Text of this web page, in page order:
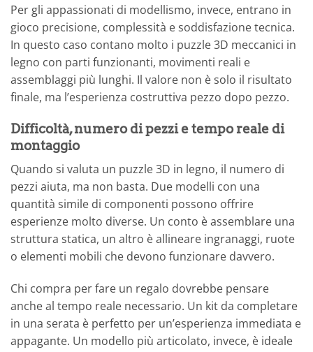
Per gli appassionati di modellismo, invece, entrano in
gioco precisione, complessità e soddisfazione tecnica.
In questo caso contano molto i puzzle 3D meccanici in
legno con parti funzionanti, movimenti reali e
assemblaggi più lunghi. Il valore non è solo il risultato
finale, ma l’esperienza costruttiva pezzo dopo pezzo.
Difficoltà, numero di pezzi e tempo reale di
montaggio
Quando si valuta un puzzle 3D in legno, il numero di
pezzi aiuta, ma non basta. Due modelli con una
quantità simile di componenti possono offrire
esperienze molto diverse. Un conto è assemblare una
struttura statica, un altro è allineare ingranaggi, ruote
o elementi mobili che devono funzionare davvero.
Chi compra per fare un regalo dovrebbe pensare
anche al tempo reale necessario. Un kit da completare
in una serata è perfetto per un’esperienza immediata e
appagante. Un modello più articolato, invece, è ideale